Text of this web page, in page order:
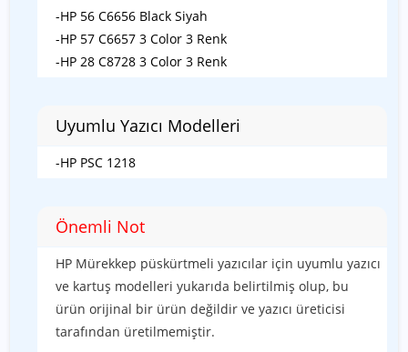
-HP 56 C6656 Black Siyah
-HP 57 C6657 3 Color 3 Renk
-HP 28 C8728 3 Color 3 Renk
Uyumlu Yazıcı Modelleri
-HP PSC 1218
Önemli Not
HP Mürekkep püskürtmeli yazıcılar için uyumlu yazıcı
ve kartuş modelleri yukarıda belirtilmiş olup, bu
ürün orijinal bir ürün değildir ve yazıcı üreticisi
tarafından üretilmemiştir.